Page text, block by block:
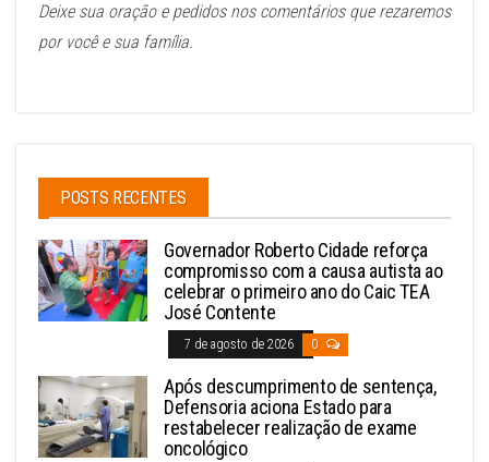
Deixe sua oração e pedidos nos comentários que rezaremos
por você e sua família.
POSTS RECENTES
Governador Roberto Cidade reforça
compromisso com a causa autista ao
celebrar o primeiro ano do Caic TEA
José Contente
7 de agosto de 2026 0
Após descumprimento de sentença,
Defensoria aciona Estado para
restabelecer realização de exame
oncológico